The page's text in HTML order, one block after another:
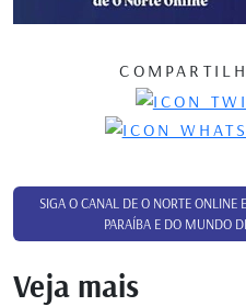
SIGA O CANAL DE O NORTE ONLINE
PARAÍBA E DO MUNDO
Veja mais